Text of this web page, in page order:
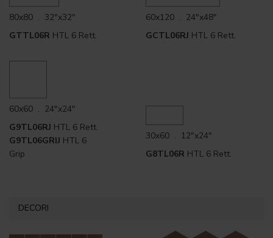
80x80 . 32"x32"
GTTL06R HTL 6 Rett.
60x120 . 24"x48"
GCTL06RJ HTL 6 Rett.
60x60 . 24"x24"
G9TL06RJ HTL 6 Rett.
G9TL06GRIJ HTL 6
Grip
30x60 . 12"x24"
G8TL06R HTL 6 Rett.
DECORI